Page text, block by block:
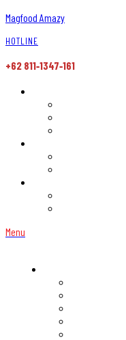
Magfood Amazy
HOTLINE
+62 811‑1347‑161
Menu